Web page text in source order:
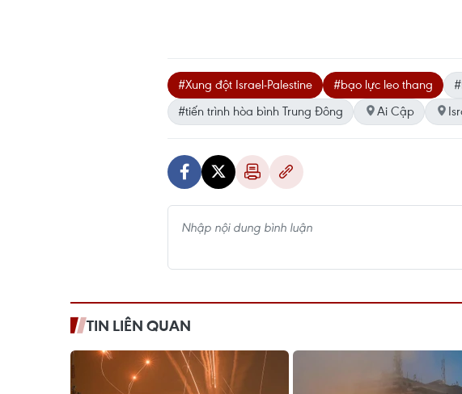
#Xung đột Israel-Palestine #bạo lực leo thang
#tiến trình hòa bình Trung Đông
Ai Cập
TIN LIÊN QUAN